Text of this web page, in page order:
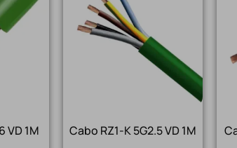
VD 1M
Cabo RZ1-K 5G2.5 VD 1M